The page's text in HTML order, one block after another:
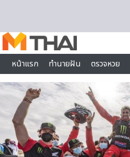
หน้าแรก
ทำนายฝัน ตรวจหวย
ไลฟ์สไตล์